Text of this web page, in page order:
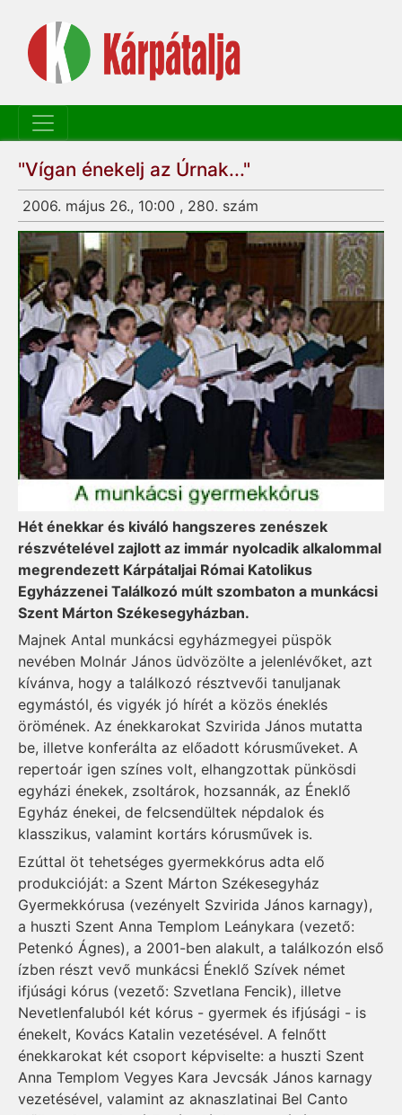
"Vígan énekelj az Úrnak..."
2006. május 26., 10:00 , 280. szám
Hét énekkar és kiváló hangszeres zenészek
részvételével zajlott az immár nyolcadik alkalommal
megrendezett Kárpátaljai Római Katolikus
Egyházzenei Találkozó múlt szombaton a munkácsi
Szent Márton Székesegyházban.
Majnek Antal munkácsi egyházmegyei püspök
nevében Molnár János üdvözölte a jelenlévőket, azt
kívánva, hogy a találkozó résztvevői tanuljanak
egymástól, és vigyék jó hírét a közös éneklés
örömének. Az énekkarokat Szvirida János mutatta
be, illetve konferálta az előadott kórusműveket. A
repertoár igen színes volt, elhangzottak pünkösdi
egyházi énekek, zsoltárok, hozsannák, az Éneklő
Egyház énekei, de felcsendültek népdalok és
klasszikus, valamint kortárs kórusművek is.
Ezúttal öt tehetséges gyermekkórus adta elő
produkcióját: a Szent Márton Székesegyház
Gyermekkórusa (vezényelt Szvirida János karnagy),
a huszti Szent Anna Templom Leánykara (vezető:
Petenkó Ágnes), a 2001-ben alakult, a találkozón első
ízben részt vevő munkácsi Éneklő Szívek német
ifjúsági kórus (vezető: Szvetlana Fencik), illetve
Nevetlenfaluból két kórus - gyermek és ifjúsági - is
énekelt, Kovács Katalin vezetésével. A felnőtt
énekkarokat két csoport képviselte: a huszti Szent
Anna Templom Vegyes Kara Jevcsák János karnagy
vezetésével, valamint az aknaszlatinai Bel Canto